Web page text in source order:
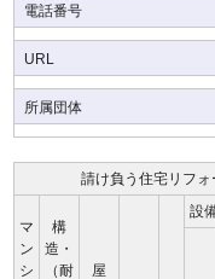
電話番号
URL
所属団体
請け負う住宅リフ
マ
ン
シ
構
造・
（耐
屋
設